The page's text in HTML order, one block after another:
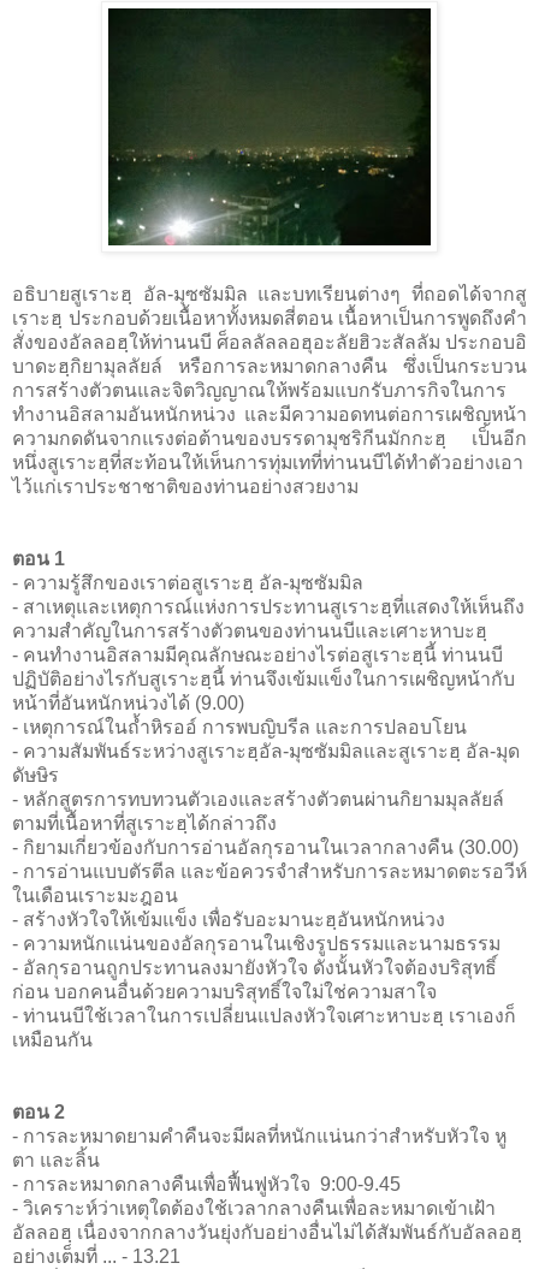
อธิบายสูเราะฮฺ อัล-มุซซัมมิล และบทเรียนต่างๆ ที่ถอดได้จากสู
เราะฮฺ ประกอบด้วยเนื้อหาทั้งหมดสี่ตอน เนื้อหาเป็นการพูดถึงคำ
สั่งของอัลลอฮฺให้ท่านนบี ศ็อลลัลลอฮุอะลัยฮิวะสัลลัม ประกอบอิ
บาดะฮฺกิยามุลลัยล์ หรือการละหมาดกลางคืน ซึ่งเป็นกระบวน
การสร้างตัวตนและจิตวิญญาณให้พร้อมแบกรับภารกิจในการ
ทำงานอิสลามอันหนักหน่วง และมีความอดทนต่อการเผชิญหน้า
ความกดดันจากแรงต่อต้านของบรรดามุชริกีนมักกะฮฺ เป็นอีก
หนึ่งสูเราะฮฺที่สะท้อนให้เห็นการทุ่มเทที่ท่านนบีได้ทำตัวอย่างเอา
ไว้แก่เราประชาชาติของท่านอย่างสวยงาม
ตอน 1
- ความรู้สึกของเราต่อสูเราะฮฺ อัล-มุซซัมมิล
- สาเหตุและเหตุการณ์แห่งการประทานสูเราะฮฺที่แสดงให้เห็นถึง
ความสำคัญในการสร้างตัวตนของท่านนบีและเศาะหาบะฮฺ
- คนทำงานอิสลามมีคุณลักษณะอย่างไรต่อสูเราะฮฺนี้ ท่านนบี
ปฏิบัติอย่างไรกับสูเราะฮฺนี้ ท่านจึงเข้มแข็งในการเผชิญหน้ากับ
หน้าที่อันหนักหน่วงได้ (9.00)
- เหตุการณ์ในถ้ำหิรออ์ การพบญิบรีล และการปลอบโยน
- ความสัมพันธ์ระหว่างสูเราะฮฺอัล-มุซซัมมิลและสูเราะฮฺ อัล-มุด
ดัษษิร
- หลักสูตรการทบทวนตัวเองและสร้างตัวตนผ่านกิยามมุลลัยล์
ตามที่เนื้อหาที่สูเราะฮฺได้กล่าวถึง
- กิยามเกี่ยวข้องกับการอ่านอัลกุรอานในเวลากลางคืน (30.00)
- การอ่านแบบตัรตีล และข้อควรจำสำหรับการละหมาดตะรอวีห์
ในเดือนเราะมะฎอน
- สร้างหัวใจให้เข้มแข็ง เพื่อรับอะมานะฮฺอันหนักหน่วง
- ความหนักแน่นของอัลกุรอานในเชิงรูปธรรมและนามธรรม
- อัลกุรอานถูกประทานลงมายังหัวใจ ดังนั้นหัวใจต้องบริสุทธิ์
ก่อน บอกคนอื่นด้วยความบริสุทธิ์ใจใม่ใช่ความสาใจ
- ท่านนบีใช้เวลาในการเปลี่ยนแปลงหัวใจเศาะหาบะฮฺ เราเองก็
เหมือนกัน
ตอน 2
- การละหมาดยามคำคืนจะมีผลที่หนักแน่นกว่าสำหรับหัวใจ หู
ตา และลิ้น
- การละหมาดกลางคืนเพื่อฟื้นฟูหัวใจ 9:00-9.45
- วิเคราะห์ว่าเหตุใดต้องใช้เวลากลางคืนเพื่อละหมาดเข้าเฝ้า
อัลลอฮฺ เนื่องจากกลางวันยุ่งกับอย่างอื่นไม่ได้สัมพันธ์กับอัลลอฮฺ
อย่างเต็มที่ ... - 13.21